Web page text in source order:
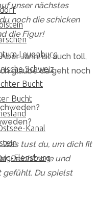
Lauenburg
Schweiz
Bucht
Bucht
Kanal
Flensburg
unser nächstes
noch die schicken
die Figur!
Janni ist auch toll,
glaube da geht noch
Was tust du, um dich fit
Deichkrone und
gefühlt. Du spielst